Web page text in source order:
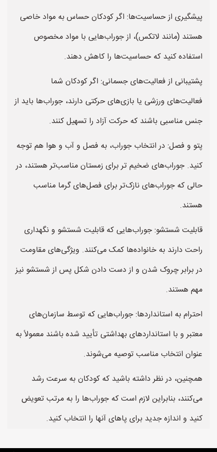
پیشگیری از حساسیت‌ها: اگر کودکان حساس به مواد خاصی
هستند (مانند لاتکس)، از جوراب‌هایی با مواد مخصوص
استفاده کنید که حساسیت‌ها را کاهش دهند.
پشتیبانی از فعالیت‌های جسمانی: اگر کودکان شما
فعالیت‌های ورزشی یا بازی‌های حرکتی دارند، جوراب‌ها باید از
جنس مناسبی باشند که حرکت آزاد را تسهیل کنند.
پتو و فصل: در انتخاب جوراب، به فصل و آب و هوا هم توجه
کنید. جوراب‌های ضخیم تر برای زمستان مناسب‌تر هستند، در
حالی که جوراب‌های نازک‌تر برای فصل‌های گرما مناسب
هستند.
قابلیت شستشو: جوراب‌هایی که قابلیت شستشو و نگهداری
راحت دارند به خانواده‌ها کمک می‌کنند. ویژگی‌های مقاومت
در برابر چروک شدن و از دست دادن شکل پس از شستشو نیز
مهم هستند.
احترام به استانداردها: جوراب‌هایی که توسط سازمان‌های
معتبر و با استانداردهای بهداشتی تأیید شده باشند معمولاً به
عنوان انتخاب مناسب توصیه می‌شوند.
همچنین، در نظر داشته باشید که کودکان به سرعت رشد
می‌کنند، بنابراین لازم است که جوراب‌ها را به مرتب تعویض
کنید و اندازه جدید برای پاهای آنها را انتخاب کنید.